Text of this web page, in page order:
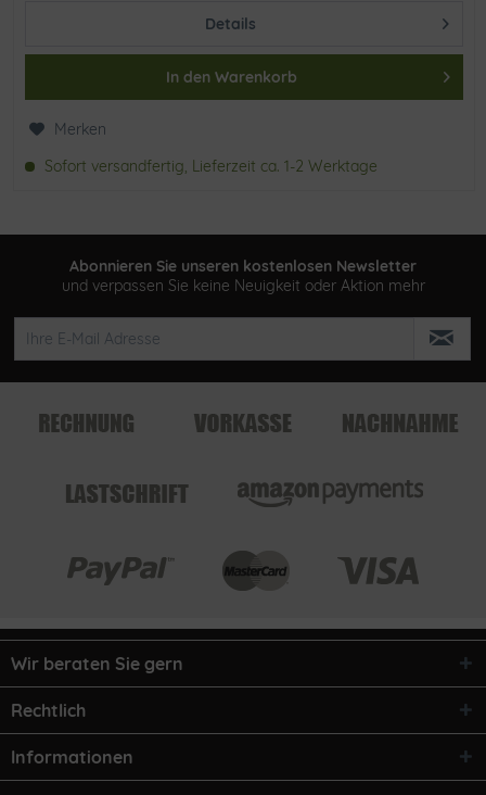
Details
In den Warenkorb
Merken
Sofort versandfertig, Lieferzeit ca. 1-2 Werktage
Abonnieren Sie unseren kostenlosen Newsletter
und verpassen Sie keine Neuigkeit oder Aktion mehr
Wir beraten Sie gern
Rechtlich
Informationen